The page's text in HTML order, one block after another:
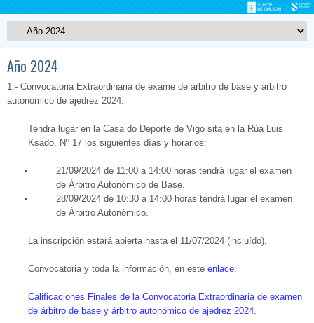
Año 2024
1.- Convocatoria Extraordinaria de exame de árbitro de base y árbitro
autonómico de ajedrez 2024.
Tendrá lugar en la Casa do Deporte de Vigo sita en la Rúa Luis
Ksado, Nº 17 los siguientes días y horarios:
21/09/2024 de 11:00 a 14:00 horas tendrá lugar el examen
de Árbitro Autonómico de Base.
28/09/2024 de 10:30 a 14:00 horas tendrá lugar el examen
de Árbitro Autonómico.
La inscripción estará abierta hasta el 11/07/2024 (incluído).
Convocatoria y toda la información, en este enlace.
Calificaciones Finales de la Convocatoria Extraordinaria de examen
de árbitro de base y árbitro autonómico de ajedrez 2024.